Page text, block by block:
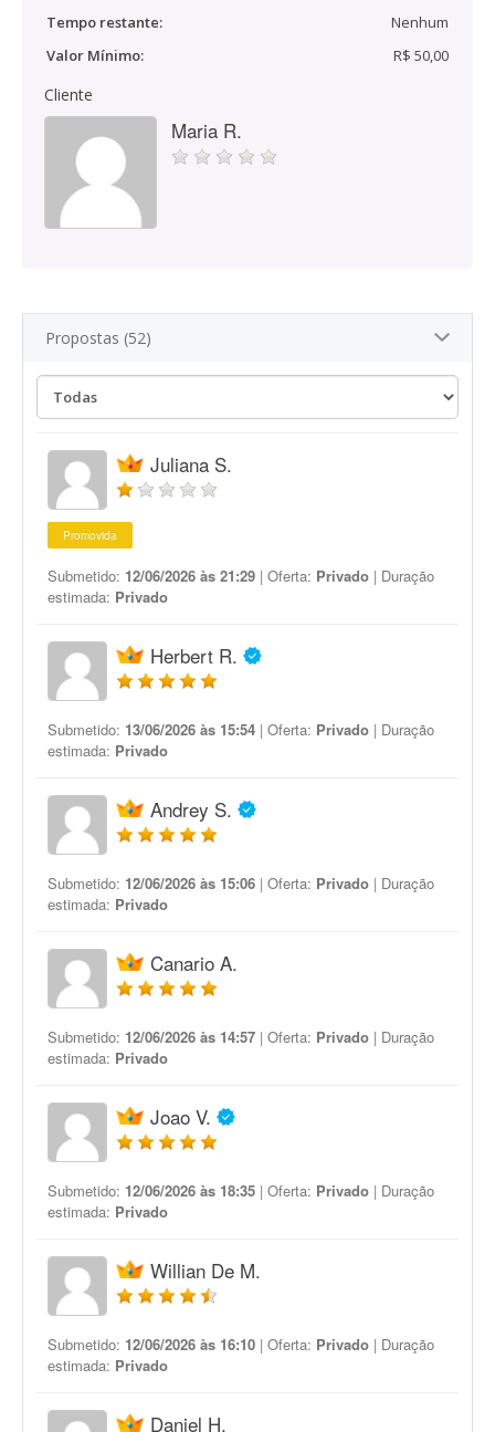
Tempo restante:
Nenhum
Valor Mínimo:
R$ 50,00
Cliente
Maria R.
Propostas (52)
Juliana S.
Promovida
Submetido: 12/06/2026 às 21:29 | Oferta: Privado | Duração
estimada: Privado
Herbert R.
Submetido: 13/06/2026 às 15:54 | Oferta: Privado | Duração
estimada: Privado
Andrey S.
Submetido: 12/06/2026 às 15:06 | Oferta: Privado | Duração
estimada: Privado
Canario A.
Submetido: 12/06/2026 às 14:57 | Oferta: Privado | Duração
estimada: Privado
Joao V.
Submetido: 12/06/2026 às 18:35 | Oferta: Privado | Duração
estimada: Privado
Willian De M.
Submetido: 12/06/2026 às 16:10 | Oferta: Privado | Duração
estimada: Privado
Daniel H.